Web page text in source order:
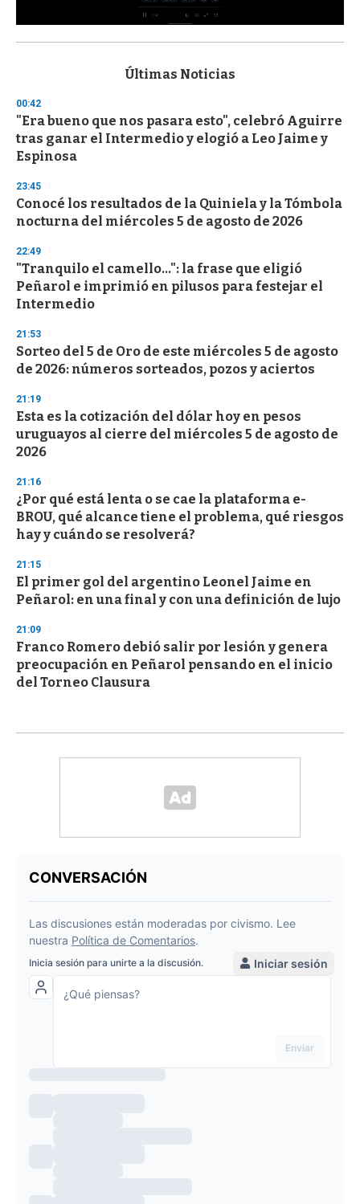
s
d
s
o
f
3
s
e
c
o
d
s
Últimas Noticias
00:42
"Era bueno que nos pasara esto", celebró Aguirre
tras ganar el Intermedio y elogió a Leo Jaime y
Espinosa
23:45
Conocé los resultados de la Quiniela y la Tómbola
nocturna del miércoles 5 de agosto de 2026
22:49
"Tranquilo el camello...": la frase que eligió
Peñarol e imprimió en pilusos para festejar el
Intermedio
21:53
Sorteo del 5 de Oro de este miércoles 5 de agosto
de 2026: números sorteados, pozos y aciertos
21:19
Esta es la cotización del dólar hoy en pesos
uruguayos al cierre del miércoles 5 de agosto de
2026
21:16
¿Por qué está lenta o se cae la plataforma e-
BROU, qué alcance tiene el problema, qué riesgos
hay y cuándo se resolverá?
21:15
El primer gol del argentino Leonel Jaime en
Peñarol: en una final y con una definición de lujo
21:09
Franco Romero debió salir por lesión y genera
preocupación en Peñarol pensando en el inicio
del Torneo Clausura